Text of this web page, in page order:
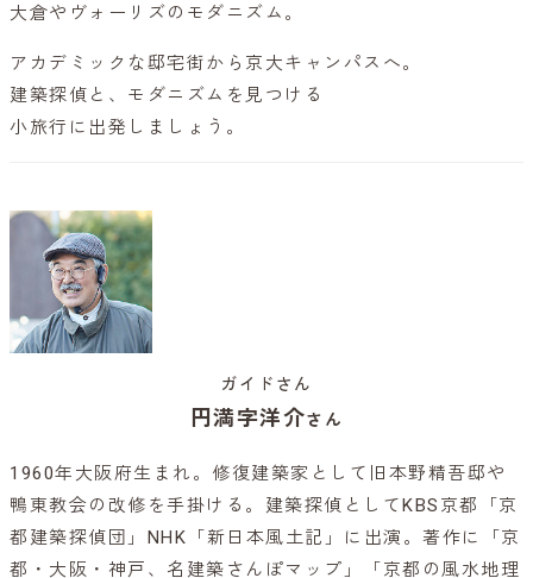
大倉やヴォーリズのモダニズム。
アカデミックな邸宅街から京大キャンパスへ。
建築探偵と、モダニズムを見つける
小旅行に出発しましょう。
ガイドさん
円満字洋介さん
1960年大阪府生まれ。修復建築家として旧本野精吾邸や
鴨東教会の改修を手掛ける。建築探偵としてKBS京都「京
都建築探偵団」NHK「新日本風土記」に出演。著作に「京
都・大阪・神戸、名建築さんぽマップ」「京都の風水地理